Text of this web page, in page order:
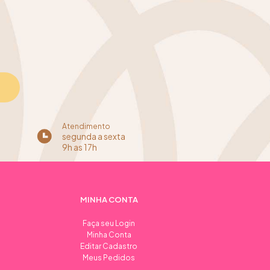
Atendimento
segunda a sexta
9h as 17h
MINHA CONTA
Faça seu Login
Minha Conta
Editar Cadastro
Meus Pedidos